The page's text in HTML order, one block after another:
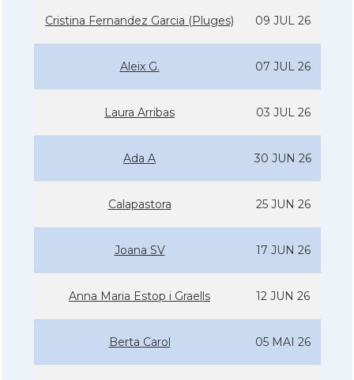
Cristina Fernandez Garcia (Pluges) 09 JUL 26
Aleix G. 07 JUL 26
Laura Arribas 03 JUL 26
Ada A 30 JUN 26
Calapastora 25 JUN 26
Joana SV 17 JUN 26
Anna Maria Estop i Graells 12 JUN 26
Berta Carol 05 MAI 26